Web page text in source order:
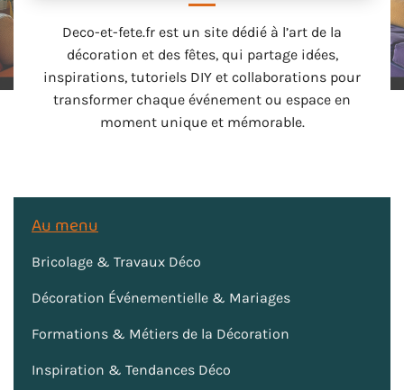
Deco-et-fete.fr est un site dédié à l’art de la
décoration et des fêtes, qui partage idées,
inspirations, tutoriels DIY et collaborations pour
transformer chaque événement ou espace en
moment unique et mémorable.
Au menu
Bricolage & Travaux Déco
Décoration Événementielle & Mariages
Formations & Métiers de la Décoration
Inspiration & Tendances Déco